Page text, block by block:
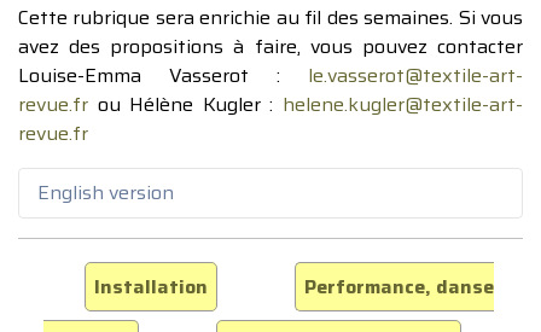
Cette rubrique sera enrichie au fil des semaines. Si vous
avez des propositions à faire, vous pouvez contacter
Louise-Emma Vasserot : le.vasserot@textile-art-
revue.fr ou Hélène Kugler : helene.kugler@textile-art-
revue.fr
English version
Installation
Performance, danse